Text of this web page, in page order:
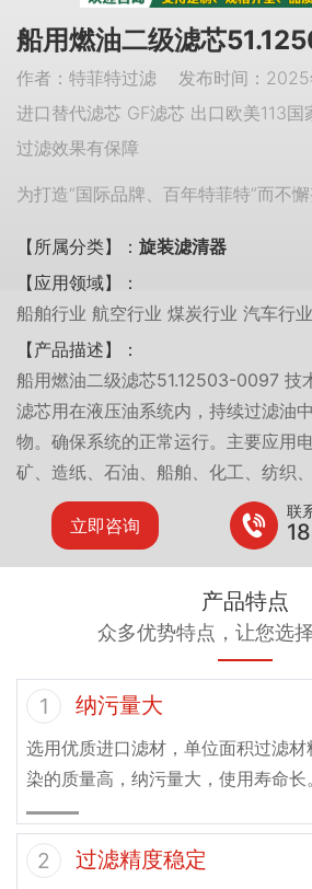
船用燃油二级滤芯
作者：特菲特过滤 发布时间：2025
进口替代滤芯 GF滤芯 出口欧美113
过滤效果有保障
为打造“国际品牌、百年特菲特”而不懈
【所属分类】： 旋装滤清器
【应用领域】：
船舶行业 航空行业 煤炭行业 汽车行
【产品描述】：
船用燃油二级滤芯51.12503-0097 技
滤芯用在液压油系统内，持续过滤油
物。确保系统的正常运行。主要应用
矿、造纸、石油、船舶、化工、纺织
立即咨询
联
产品特点
众多优势特点，让您选
1 纳污量大
选用优质进口滤材，单位面积过滤
染的质量高，纳污量大，使用寿命长。
2 过滤精度稳定